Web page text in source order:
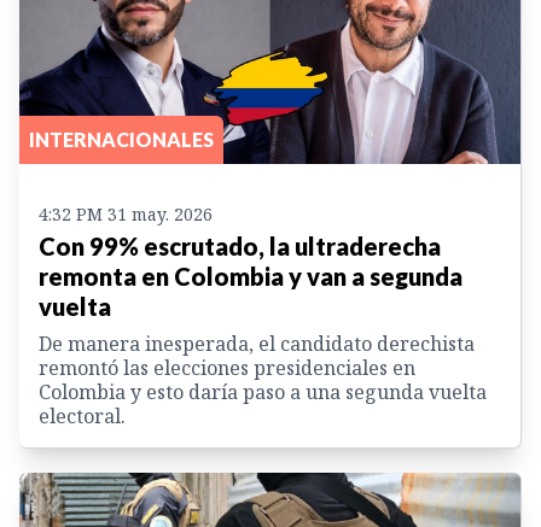
INTERNACIONALES
4:32 PM 31 may. 2026
Con 99% escrutado, la ultraderecha
remonta en Colombia y van a segunda
vuelta
De manera inesperada, el candidato derechista
remontó las elecciones presidenciales en
Colombia y esto daría paso a una segunda vuelta
electoral.